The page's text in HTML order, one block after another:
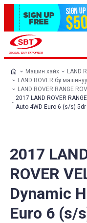
Машин хайх
LAND
LAND ROVER бүх
LAND ROVER RANGE
2017 LAND ROVER
Auto 4WD Euro 6 (s/s) 5dr
2017
ROVER
Dynamic
Euro 6 (s/